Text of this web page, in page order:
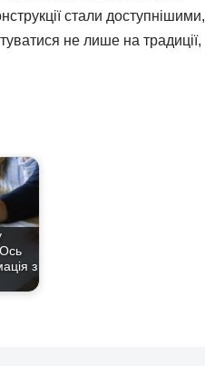
стали доступнішими,
не лише на традиції,
з